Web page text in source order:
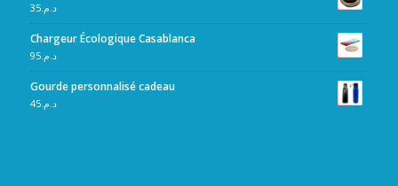
د.م.35
Chargeur Écologique Casablanca
د.م.95
Gourde personnalisé cadeau
د.م.45